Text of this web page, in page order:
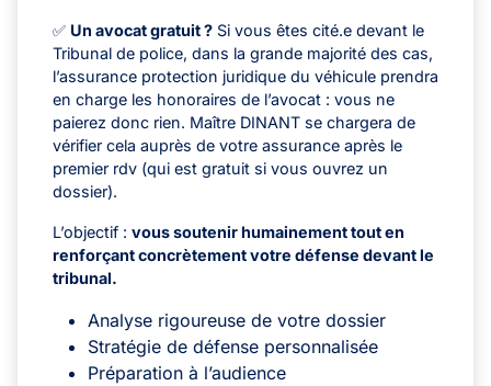
✅ Un avocat gratuit ? Si vous êtes cité.e devant le
Tribunal de police, dans la grande majorité des cas,
l’assurance protection juridique du véhicule prendra
en charge les honoraires de l’avocat : vous ne
paierez donc rien. Maître DINANT se chargera de
vérifier cela auprès de votre assurance après le
premier rdv (qui est gratuit si vous ouvrez un
dossier).
L’objectif : vous soutenir humainement tout en
renforçant concrètement votre défense devant le
tribunal.
Analyse rigoureuse de votre dossier
Stratégie de défense personnalisée
Préparation à l’audience